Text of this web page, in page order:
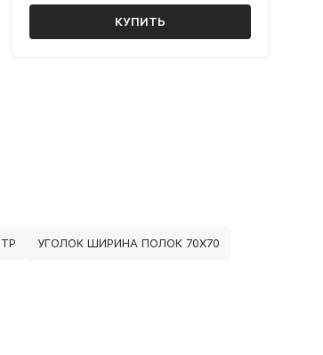
КУПИТЬ
УГОЛОК ШИРИНА ПОЛОК 70Х70